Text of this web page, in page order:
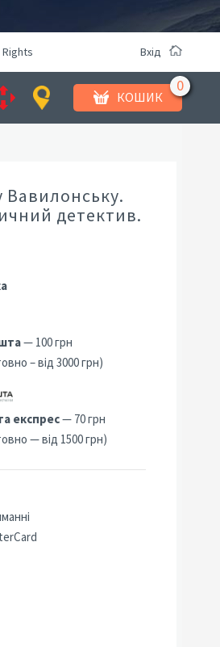
Вхід
КОШИК
Вавилонську.
детектив.
— 100 грн
– від 3000 грн)
експрес— 70 грн
— від 1500 грн)